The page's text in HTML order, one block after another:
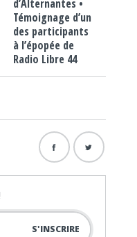
d’Alternantes •
Témoignage d’un
des participants
à l’épopée de
Radio Libre 44